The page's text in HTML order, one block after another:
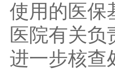
使用的医保
医院有关
进一步核查